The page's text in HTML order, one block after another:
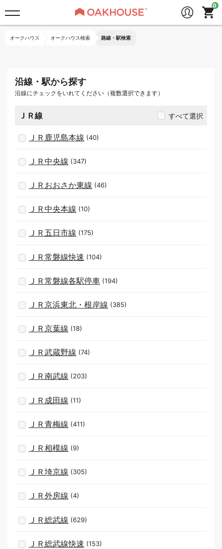
オークハウス オークハウス検索 路線・駅検索
沿線・駅から探す
沿線にチェックをいれてください（複数選択できます）
ＪＲ線 すべて選択
ＪＲ鹿児島本線 (40)
ＪＲ中央線 (347)
ＪＲおおさか東線 (46)
ＪＲ中央本線 (10)
ＪＲ五日市線 (175)
ＪＲ常磐線快速 (104)
ＪＲ常磐線各駅停車 (194)
ＪＲ京浜東北・根岸線 (385)
ＪＲ京葉線 (18)
ＪＲ武蔵野線 (74)
ＪＲ南武線 (203)
ＪＲ成田線 (11)
ＪＲ青梅線 (411)
ＪＲ相模線 (9)
ＪＲ埼京線 (305)
ＪＲ外房線 (4)
ＪＲ総武線 (629)
ＪＲ総武線快速 (153)